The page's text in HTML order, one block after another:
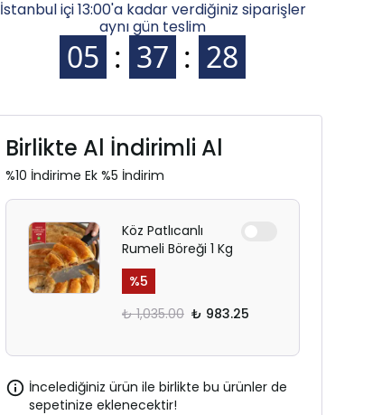
İstanbul içi 13:00'a kadar verdiğiniz siparişler
aynı gün teslim
Birlikte Al İndirimli Al
%10 İndirime Ek %5 İndirim
Köz Patlıcanlı
Rumeli Böreği 1 Kg
%5
₺ 1,035.00 ₺ 983.25
İncelediğiniz ürün ile birlikte bu ürünler de
sepetinize eklenecektir!